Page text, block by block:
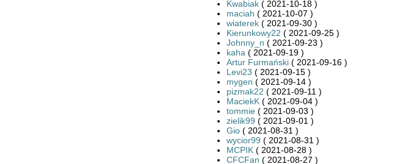
Kwabiak( 2021-10-18 )
maciah ( 2021-10-07 )
wiaterek( 2021-09-30 )
Kierunkowy22 ( 2021-09-25 )
Johnny_n ( 2021-09-23 )
kaha ( 2021-09-19 )
Artur Furmański( 2021-09-16 )
Levi23 ( 2021-09-15 )
mygen ( 2021-09-14 )
pizmak22 ( 2021-09-11 )
MaciekK( 2021-09-04 )
tommie( 2021-09-03 )
zielik99 ( 2021-09-01 )
Gio( 2021-08-31 )
wycior99 ( 2021-08-31 )
MCPIK( 2021-08-28 )
CFCFan ( 2021-08-27 )